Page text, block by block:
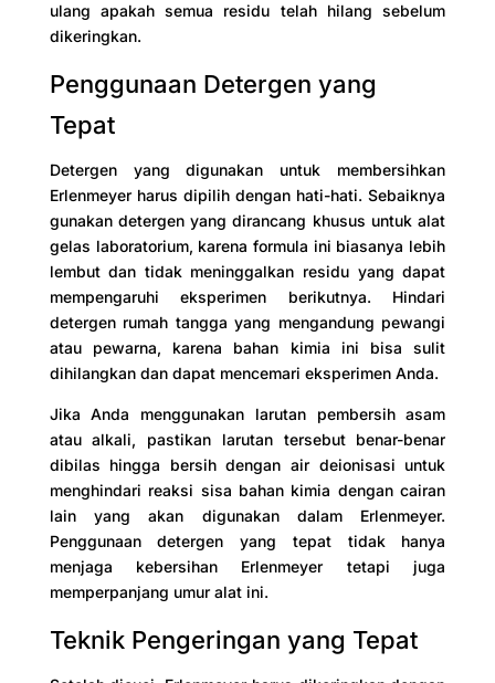
ulang apakah semua residu telah hilang sebelum
dikeringkan.
Penggunaan Detergen yang
Tepat
Detergen yang digunakan untuk membersihkan
Erlenmeyer harus dipilih dengan hati-hati. Sebaiknya
gunakan detergen yang dirancang khusus untuk alat
gelas laboratorium, karena formula ini biasanya lebih
lembut dan tidak meninggalkan residu yang dapat
mempengaruhi eksperimen berikutnya. Hindari
detergen rumah tangga yang mengandung pewangi
atau pewarna, karena bahan kimia ini bisa sulit
dihilangkan dan dapat mencemari eksperimen Anda.
Jika Anda menggunakan larutan pembersih asam
atau alkali, pastikan larutan tersebut benar-benar
dibilas hingga bersih dengan air deionisasi untuk
menghindari reaksi sisa bahan kimia dengan cairan
lain yang akan digunakan dalam Erlenmeyer.
Penggunaan detergen yang tepat tidak hanya
menjaga kebersihan Erlenmeyer tetapi juga
memperpanjang umur alat ini.
Teknik Pengeringan yang Tepat